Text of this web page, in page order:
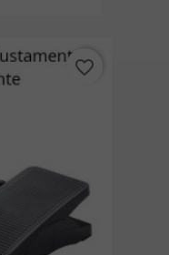
favorite_border